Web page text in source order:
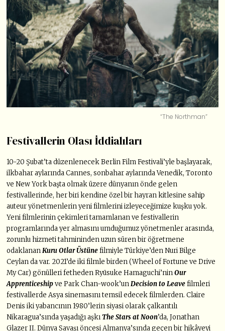
“The Northman”
Festivallerin Olası İddialıları
10-20 Şubat’ta düzenlenecek Berlin Film Festivali’yle başlayarak,
ilkbahar aylarında Cannes, sonbahar aylarında Venedik, Toronto
ve New York başta olmak üzere dünyanın önde gelen
festivallerinde, her biri kendine özel bir hayran kitlesine sahip
auteur yönetmenlerin yeni filmlerini izleyeceğimize kuşku yok.
Yeni filmlerinin çekimleri tamamlanan ve festivallerin
programlarında yer almasını umduğumuz yönetmenler arasında,
zorunlu hizmeti tahmininden uzun süren bir öğretmene
odaklananKuru Otlar Üstünefilmiyle Türkiye’den Nuri Bilge
Ceylan da var. 2021’de iki filmle birden (Wheel of Fortune ve Drive
My Car) gönülleri fetheden Ryūsuke Hamaguchi’ninOur
Apprenticeshipve Park Chan-wook’unDecision to Leavefilmleri
festivallerde Asya sinemasını temsil edecek filmlerden. Claire
Denis iki yabancının 1980’lerin siyasi olarak çalkantılı
Nikaragua’sında yaşadığı aşkıThe Stars at Noon’da, Jonathan
Glazer II. Dünya Savaşı öncesi Almanya’sında geçen bir hikâyeyi